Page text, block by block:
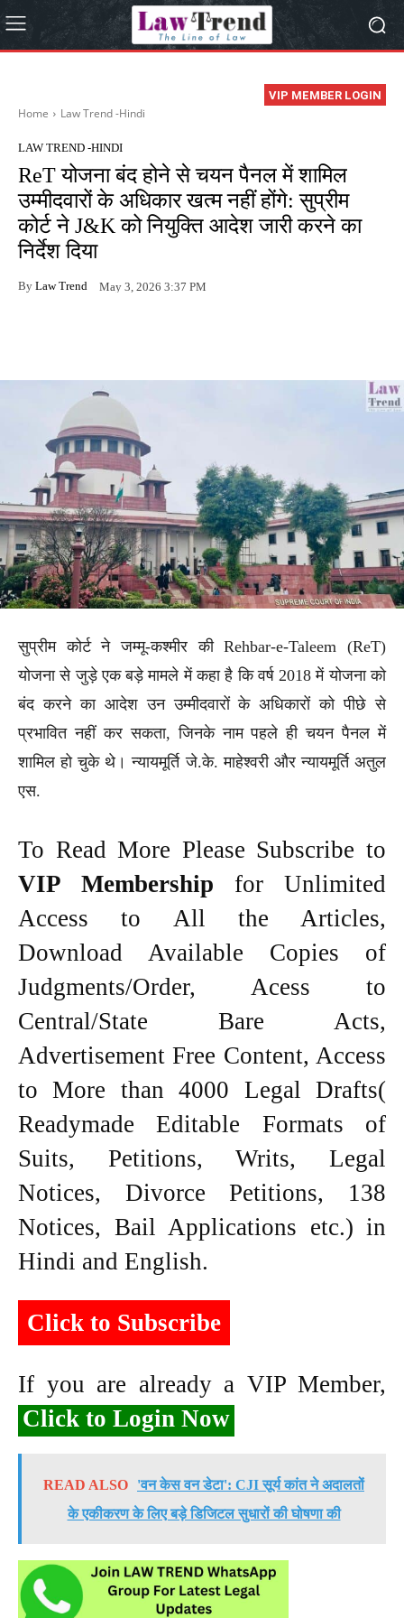
VIP MEMBER LOGIN
Home Law Trend -Hindi
LAW TREND -HINDI
ReT योजना बंद होने से चयन पैनल में शामिल
उम्मीदवारों के अधिकार खत्म नहीं होंगे: सुप्रीम
कोर्ट ने J&K को नियुक्ति आदेश जारी करने का
निर्देश दिया
By Law Trend May 3, 2026 3:37 PM
सुप्रीम कोर्ट ने जम्मू-कश्मीर की Rehbar-e-Taleem (ReT)
योजना से जुड़े एक बड़े मामले में कहा है कि वर्ष 2018 में योजना को
बंद करने का आदेश उन उम्मीदवारों के अधिकारों को पीछे से
प्रभावित नहीं कर सकता, जिनके नाम पहले ही चयन पैनल में
शामिल हो चुके थे। न्यायमूर्ति जे.के. माहेश्वरी और न्यायमूर्ति अतुल
एस.
To Read More Please Subscribe to
VIP Membership for Unlimited
Access to All the Articles,
Download Available Copies of
Judgments/Order, Acess to
Central/State Bare Acts,
Advertisement Free Content, Access
to More than 4000 Legal Drafts(
Readymade Editable Formats of
Suits, Petitions, Writs, Legal
Notices, Divorce Petitions, 138
Notices, Bail Applications etc.) in
Hindi and English.
Click to Subscribe
If you are already a VIP Member,
Click to Login Now
READ ALSO
'वन केस वन डेटा': CJI सूर्य कांत ने अदालतों
के एकीकरण के लिए बड़े डिजिटल सुधारों की घोषणा की